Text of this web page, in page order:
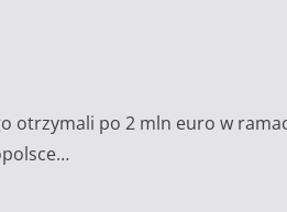
otrzymali po 2 mln euro w